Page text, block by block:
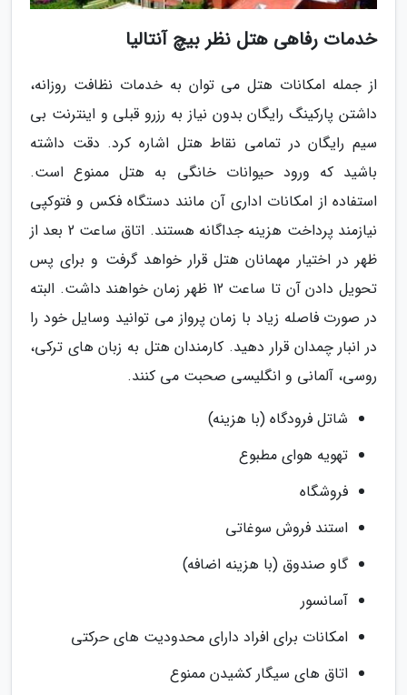
خدمات رفاهی هتل نظر بیچ آنتالیا
از جمله امکانات هتل می توان به خدمات نظافت روزانه،
داشتن پارکینگ رایگان بدون نیاز به رزرو قبلی و اینترنت بی
سیم رایگان در تمامی نقاط هتل اشاره کرد. دقت داشته
باشید که ورود حیوانات خانگی به هتل ممنوع است.
استفاده از امکانات اداری آن مانند دستگاه فکس و فتوکپی
نیازمند پرداخت هزینه جداگانه هستند. اتاق ساعت 2 بعد از
ظهر در اختیار مهمانان هتل قرار خواهد گرفت و برای پس
تحویل دادن آن تا ساعت 12 ظهر زمان خواهند داشت. البته
در صورت فاصله زیاد با زمان پرواز می توانید وسایل خود را
در انبار چمدان قرار دهید. کارمندان هتل به زبان های ترکی،
روسی، آلمانی و انگلیسی صحبت می کنند.
شاتل فرودگاه (با هزینه)
تهویه هوای مطبوع
فروشگاه
استند فروش سوغاتی
گاو صندوق (با هزینه اضافه)
آسانسور
امکانات برای افراد دارای محدودیت های حرکتی
اتاق های سیگار کشیدن ممنوع